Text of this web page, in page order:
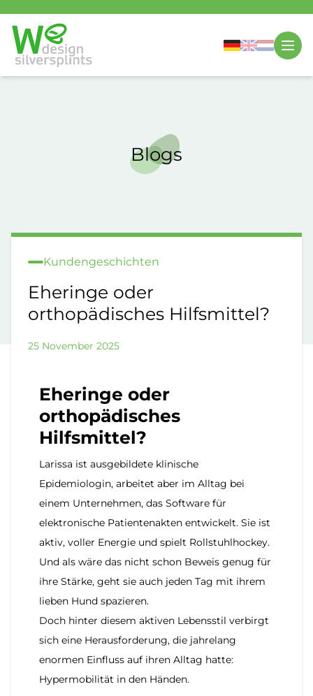
Blogs
Kundengeschichten
Eheringe oder
orthopädisches Hilfsmittel?
25 November 2025
Eheringe oder
orthopädisches
Hilfsmittel?
Larissa ist ausgebildete klinische
Epidemiologin, arbeitet aber im Alltag bei
einem Unternehmen, das Software für
elektronische Patientenakten entwickelt. Sie ist
aktiv, voller Energie und spielt Rollstuhlhockey.
Und als wäre das nicht schon Beweis genug für
ihre Stärke, geht sie auch jeden Tag mit ihrem
lieben Hund spazieren.
Doch hinter diesem aktiven Lebensstil verbirgt
sich eine Herausforderung, die jahrelang
enormen Einfluss auf ihren Alltag hatte:
Hypermobilität in den Händen.